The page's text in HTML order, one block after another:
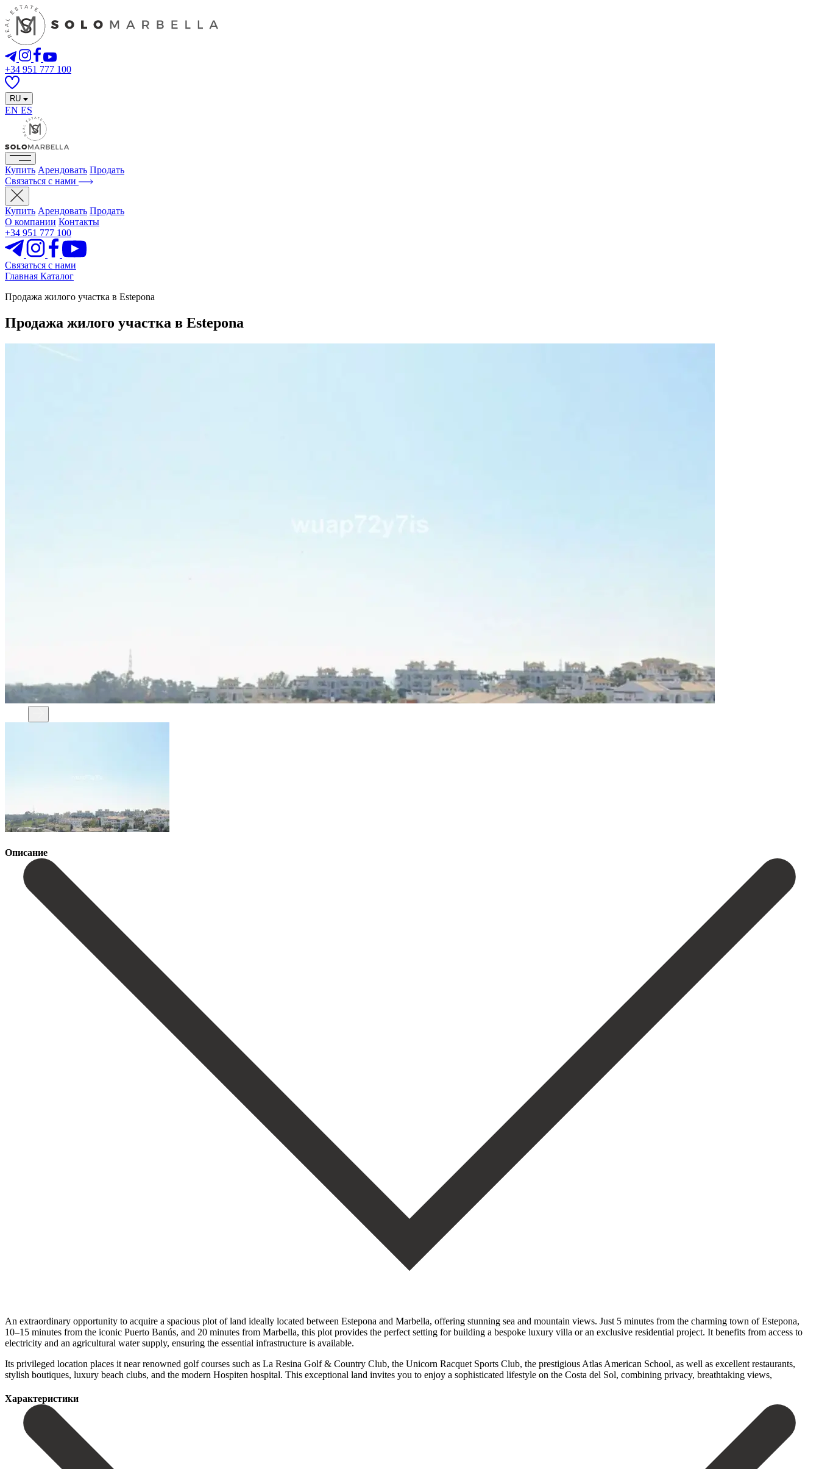
+34 951 777 100
RU
EN ES
Купить Арендовать Продать
Связаться с нами
Купить Арендовать Продать
О компании Контакты
+34 951 777 100
Связаться с нами
Главная Каталог
Продажа жилого участка в Estepona
Продажа жилого участка в Estepona
Описание
An extraordinary opportunity to acquire a spacious plot of land ideally located between Estepona and Marbella, offering stunning sea and mountain views. Just 5 minutes from the charming town of Estepona,
10–15 minutes from the iconic Puerto Banús, and 20 minutes from Marbella, this plot provides the perfect setting for building a bespoke luxury villa or an exclusive residential project. It benefits from access to
electricity and an agricultural water supply, ensuring the essential infrastructure is available.
Its privileged location places it near renowned golf courses such as La Resina Golf & Country Club, the Unicorn Racquet Sports Club, the prestigious Atlas American School, as well as excellent restaurants,
‌stylish ‌boutiques, ‌luxury ‌beach clubs, ‌and the ‌modern Hospiten hospital. This exceptional land invites you ‌to enjoy ‌a sophisticated ‌lifestyle on the ‌Costa ‌del ‌Sol, ‌combining ‌privacy, ‌breathtaking ‌views,
Характеристики